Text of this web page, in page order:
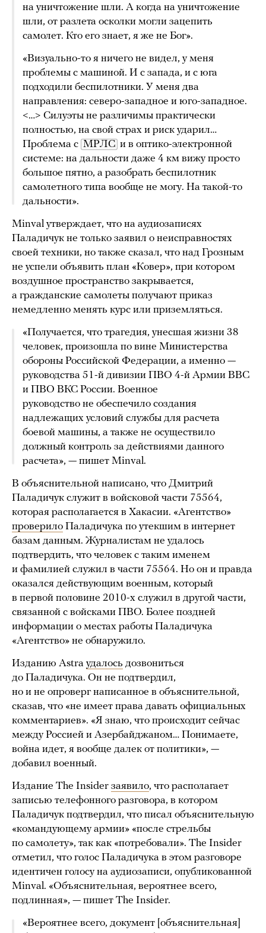
на уничтожение шли. А когда на уничтожение
шли, от разлета осколки могли зацепить
самолет. Кто его знает, я же не Бог».
«Визуально-то я ничего не видел, у меня
проблемы с машиной. И с запада, и с юга
подходили беспилотники. У меня два
направления: северо-западное и юго-западное.
<…> Силуэты не различимы практически
полностью, на свой страх и риск ударил…
Проблема с МРЛС и в оптико-электронной
системе: на дальности даже 4 км вижу просто
большое пятно, а разобрать беспилотник
самолетного типа вообще не могу. На такой-то
дальности».
Minval утверждает, что на аудиозаписях
Паладичук не только заявил о неисправностях
своей техники, но также сказал, что над Грозным
не успели объявить план «Ковер», при котором
воздушное пространство закрывается,
а гражданские самолеты получают приказ
немедленно менять курс или приземляться.
«Получается, что трагедия, унесшая жизни 38
человек, произошла по вине Министерства
обороны Российской Федерации, а именно —
руководства 51-й дивизии ПВО 4-й Армии ВВС
и ПВО ВКС России. Военное
руководство не обеспечило создания
надлежащих условий службы для расчета
боевой машины, а также не осуществило
должный контроль за действиями данного
расчета», — пишет Minval.
В объяснительной написано, что Дмитрий
Паладичук служит в войсковой части 75564,
которая располагается в Хакасии. «Агентство»
проверило Паладичука по утекшим в интернет
базам данным. Журналистам не удалось
подтвердить, что человек с таким именем
и фамилией служил в части 75564. Но он и правда
оказался действующим военным, который
в первой половине 2010-х служил в другой части,
связанной с войсками ПВО. Более поздней
информации о местах работы Паладичука
«Агентство» не обнаружило.
Изданию Astra удалось дозвониться
до Паладичука. Он не подтвердил,
но и не опроверг написанное в объяснительной,
сказав, что «не имеет права давать официальных
комментариев». «Я знаю, что происходит сейчас
между Россией и Азербайджаном… Понимаете,
война идет, я вообще далек от политики», —
добавил военный.
Издание The Insider заявило, что располагает
записью телефонного разговора, в котором
Паладичук подтвердил, что писал объяснительную
«командующему армии» «после стрельбы
по самолету», так как «потребовали». The Insider
отметил, что голос Паладичука в этом разговоре
идентичен голосу на аудиозаписи, опубликованной
Minval. «Объяснительная, вероятнее всего,
подлинная», — пишет The Insider.
«Вероятнее всего, документ [объяснительная]